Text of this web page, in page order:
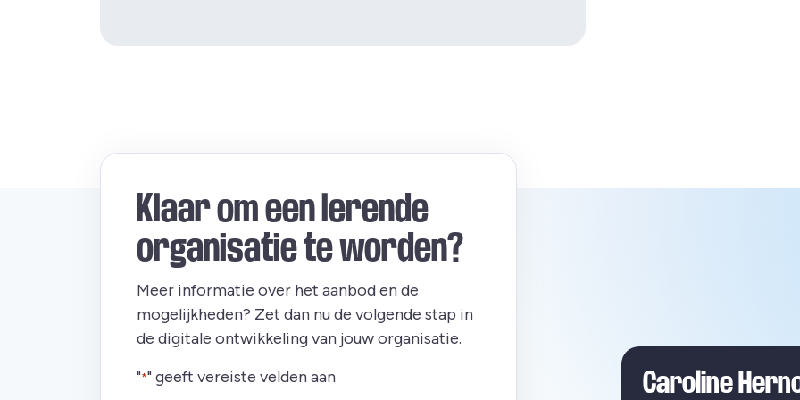
Klaar om een lerende
organisatie te worden?
Meer informatie over het aanbod en de
mogelijkheden? Zet dan nu de volgende stap in
de digitale ontwikkeling van jouw organisatie.
"*" geeft vereiste velden aan Caroline